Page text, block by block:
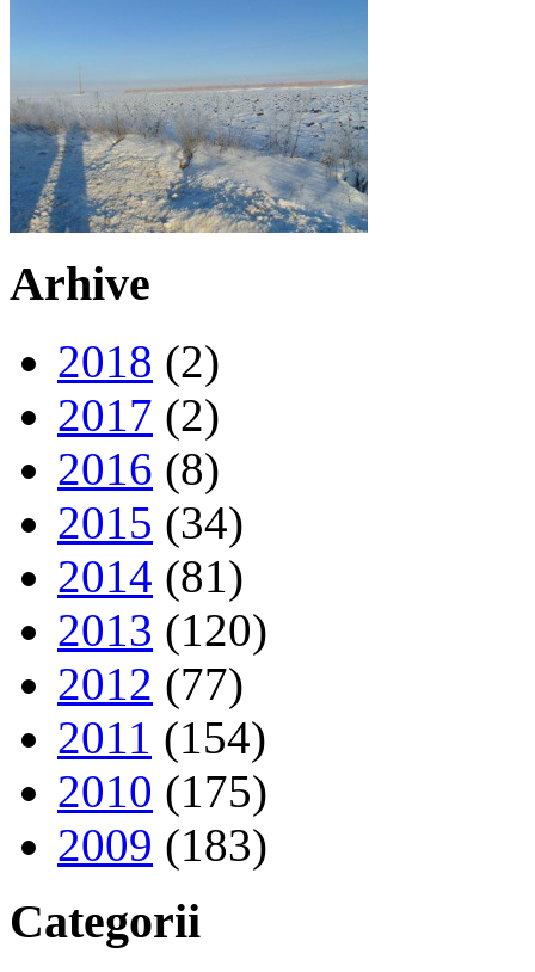
Arhive
2018 (2)
2017 (2)
2016 (8)
2015 (34)
2014 (81)
2013 (120)
2012 (77)
2011 (154)
2010 (175)
2009 (183)
Categorii